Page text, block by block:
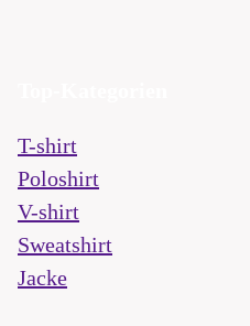
T-shirt
Poloshirt
V-shirt
Sweatshirt
Jacke